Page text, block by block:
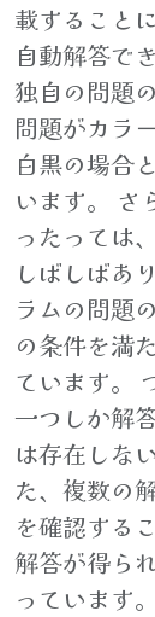
載すること
自動解答で
独自の問題
問題がカラ
白黒の場合
います。 さ
ったっては
しばしばあ
ラムの問題
の条件を満
ています。
一つしか解
は存在しな
た、複数の
を確認する
解答が得ら
っています。